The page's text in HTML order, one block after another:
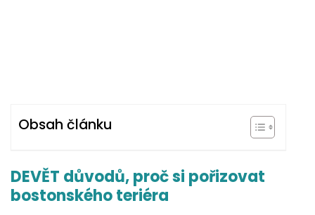
Obsah článku
DEVĚT důvodů, proč si pořizovat
bostonského teriéra